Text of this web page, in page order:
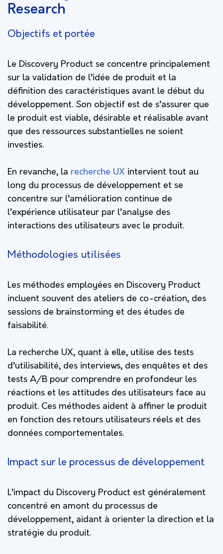
Research
Objectifs et portée
Le Discovery Product se concentre principalement
sur la validation de l’idée de produit et la
définition des caractéristiques avant le début du
développement. Son objectif est de s’assurer que
le produit est viable, désirable et réalisable avant
que des ressources substantielles ne soient
investies.
En revanche, la recherche UX intervient tout au
long du processus de développement et se
concentre sur l’amélioration continue de
l’expérience utilisateur par l’analyse des
interactions des utilisateurs avec le produit.
Méthodologies utilisées
Les méthodes employées en Discovery Product
incluent souvent des ateliers de co-création, des
sessions de brainstorming et des études de
faisabilité.
La recherche UX, quant à elle, utilise des tests
d’utilisabilité, des interviews, des enquêtes et des
tests A/B pour comprendre en profondeur les
réactions et les attitudes des utilisateurs face au
produit. Ces méthodes aident à affiner le produit
en fonction des retours utilisateurs réels et des
données comportementales.
Impact sur le processus de développement
L’impact du Discovery Product est généralement
concentré en amont du processus de
développement, aidant à orienter la direction et la
stratégie du produit.